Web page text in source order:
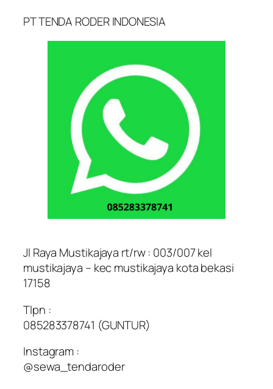
PT TENDA RODER INDONESIA
Jl Raya Mustikajaya rt/rw : 003/007 kel
mustikajaya – kec mustikajaya kota bekasi
17158
Tlpn :
085283378741 (GUNTUR)
Instagram :
@sewa_tendaroder